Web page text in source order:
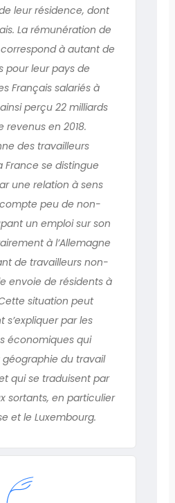
leur résidence, dont
La rémunération de
à autant de
pour leur pays de
Français salariés à
perçu 22 milliards
revenus en 2018.
des travailleurs
France se distingue
une relation à sens
peu de non-
un emploi sur son
à l’Allemagne
de travailleurs non-
envoie de résidents à
situation peut
s’expliquer par les
économiques qui
du travail
qui se traduisent par
sortants, en particulier
et le Luxembourg.